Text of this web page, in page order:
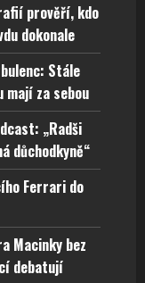
prověří, kdo
dokonale
Stále
za sebou
„Radši
důchodkyně“
Ferrari do
Macinky bez
debatují